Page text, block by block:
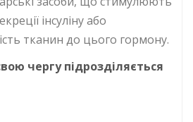
інсуліну або
тканин до цього гормону.
чергу підрозділяється